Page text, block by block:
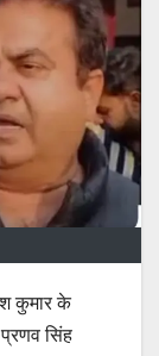
कुमार के
सिंह